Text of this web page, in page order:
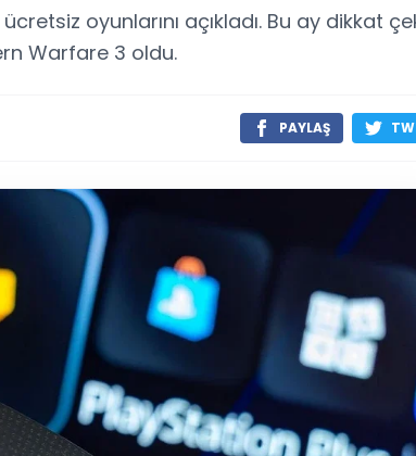
oyunlarını açıkladı. Bu ay dikkat
Warfare 3 oldu.
PAYLAŞ